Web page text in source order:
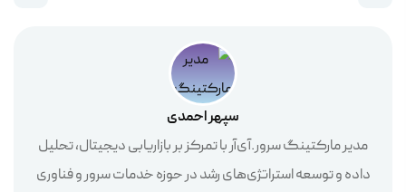
سپهر احمدی
مدیر مارکتینگ سرور.آی‌آر با تمرکز بر بازاریابی دیجیتال، تحلیل
داده و توسعه استراتژی‌های رشد در حوزه خدمات سرور و فناوری